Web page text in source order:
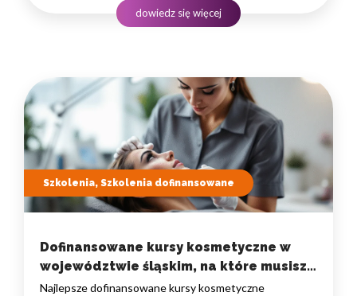
z pomocą przychodzą dofinansowane kursy z makijażu…
dowiedz się więcej
Szkolenia, Szkolenia dofinansowane
Dofinansowane kursy kosmetyczne w
województwie śląskim, na które musisz
się zapisać
Najlepsze dofinansowane kursy kosmetyczne